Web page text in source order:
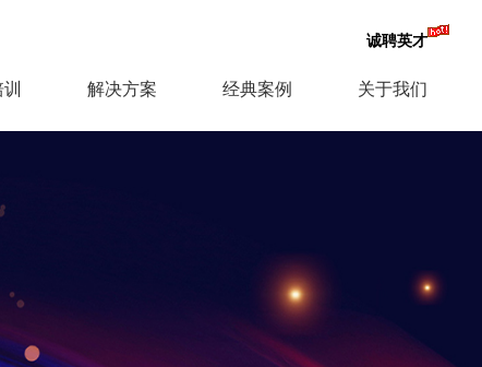
诚聘英才
解决方案 经典案例 关于我们